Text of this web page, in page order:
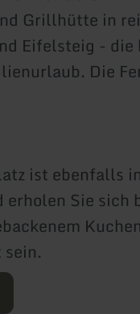
Grillhütte in
Eifelsteig -
Die
ist ebenfalls
erholen Sie